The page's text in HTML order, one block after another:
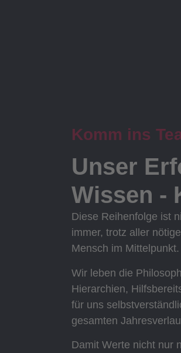
Komm ins
Unser
Wissen -
Diese Reihenfolge ist
immer, trotz aller
Mensch im Mittelpunkt.
Wir leben die
Hierarchien,
für uns
gesamten
Damit Werte nicht nur